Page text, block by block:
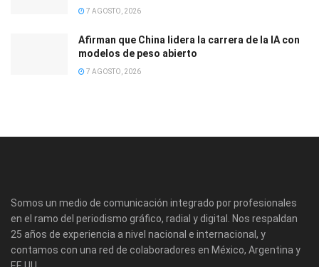
7 AGOSTO, 2026
Afirman que China lidera la carrera de la IA con
modelos de peso abierto
7 AGOSTO, 2026
Somos un medio de comunicación integrado por profesionales
en el ramo del periodismo gráfico, radial y digital. Nos respaldan
25 años de experiencia a nivel nacional e internacional, y
contamos con una red de colaboradores en México, Argentina y